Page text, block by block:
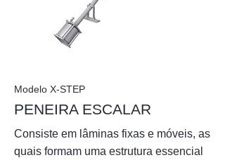
Modelo X-STEP
PENEIRA ESCALAR
Consiste em lâminas fixas e móveis, as
quais formam uma estrutura essencial